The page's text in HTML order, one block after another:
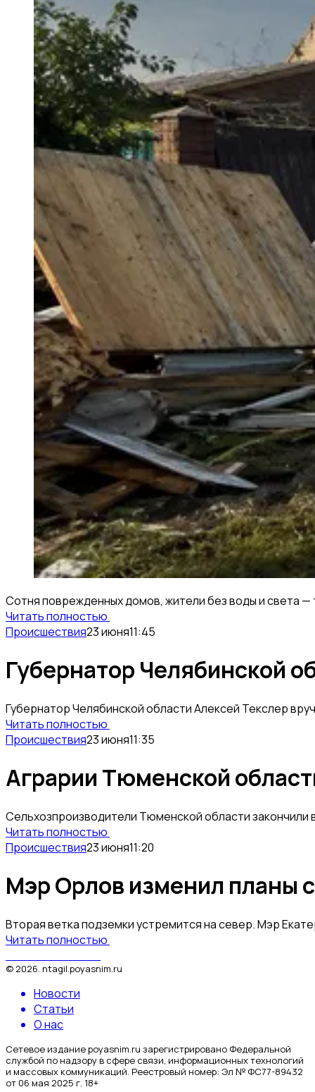
Сотня поврежденных домов, жители без воды и света —
Читать полностью
Происшествия23 июня11:45
Губернатор Челябинской
Губернатор Челябинской области Алексей Текслер
Читать полностью
Происшествия23 июня11:35
Аграрии Тюменской
Сельхозпроизводители Тюменской области
Читать полностью
Происшествия23 июня11:20
Мэр Орлов изменил планы
Вторая ветка подземки устремится на север. Мэр
Читать полностью
© 2026 ntagil.poyasnim.ru
Новости
Статьи
О нас
Сетевое издание poyasnim.ru зарегистрировано Федеральной
службой по надзору в сфере связи, информационных технологий
и массовых коммуникаций. Реестровый номер: Эл № ФС77-89432
от 06 мая 2025 г. 18+